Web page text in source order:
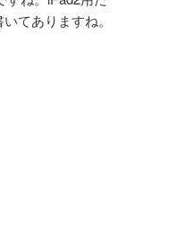
てありますね。